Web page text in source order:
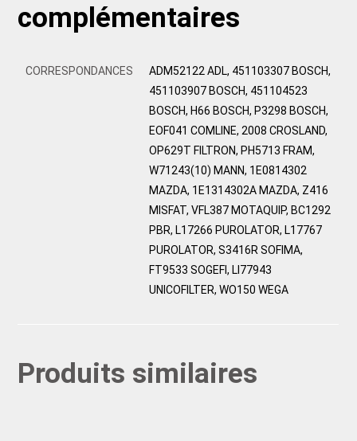
complémentaires
CORRESPONDANCES
ADM52122 ADL, 451103307 BOSCH,
451103907 BOSCH, 451104523
BOSCH, H66 BOSCH, P3298 BOSCH,
EOF041 COMLINE, 2008 CROSLAND,
OP629T FILTRON, PH5713 FRAM,
W71243(10) MANN, 1E0814302
MAZDA, 1E1314302A MAZDA, Z416
MISFAT, VFL387 MOTAQUIP, BC1292
PBR, L17266 PUROLATOR, L17767
PUROLATOR, S3416R SOFIMA,
FT9533 SOGEFI, LI77943
UNICOFILTER, WO150 WEGA
Produits similaires